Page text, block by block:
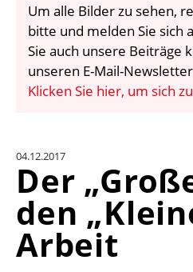
KRAN &
Um alle Bilder zu sehen,
bitte und melden Sie sich
Sie auch unsere Beiträge
unseren E-Mail-
Klicken Sie hier, um sich
04.12.2017
Der
den
Arbeit